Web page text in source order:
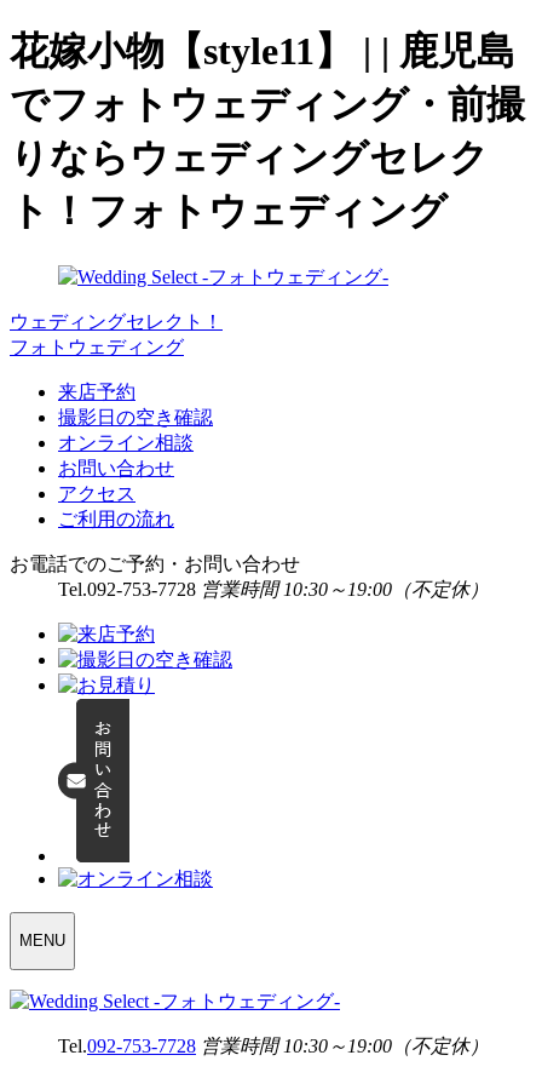
花嫁小物【style11】 | | 鹿児島
でフォトウェディング・前撮
りならウェディングセレク
ト！フォトウェディング
ウェディングセレクト！
フォトウェディング
来店予約
撮影日の空き確認
オンライン相談
お問い合わせ
アクセス
ご利用の流れ
お電話でのご予約・お問い合わせ
Tel.092-753-7728 営業時間 10:30～19:00（不定休）
SELECT
MENU
Tel.092-753-7728 営業時間 10:30～19:00（不定休）